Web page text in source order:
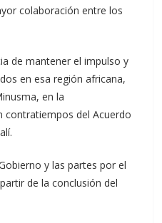
colaboración entre los
de mantener el impulso y
en esa región africana,
en la
contratiempos del Acuerdo
y las partes por el
de la conclusión del